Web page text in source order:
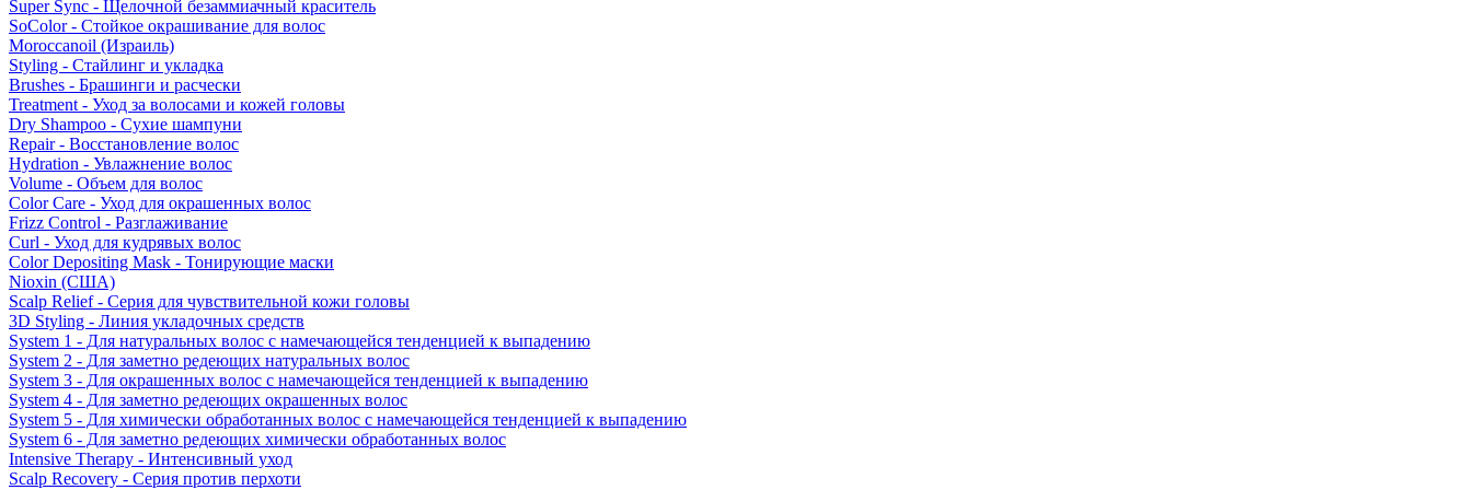
Super Sync - Щелочной безаммиачный краситель
SoColor - Стойкое окрашивание для волос
Moroccanoil (Израиль)
Styling - Стайлинг и укладка
Brushes - Брашинги и расчески
Treatment - Уход за волосами и кожей головы
Dry Shampoo - Сухие шампуни
Repair - Восстановление волос
Hydration - Увлажнение волос
Volume - Объем для волос
Color Care - Уход для окрашенных волос
Frizz Control - Разглаживание
Curl - Уход для кудрявых волос
Color Depositing Mask - Тонирующие маски
Nioxin (США)
Scalp Relief - Серия для чувствительной кожи головы
3D Styling - Линия укладочных средств
System 1 - Для натуральных волос с намечающейся тенденцией к выпадению
System 2 - Для заметно редеющих натуральных волос
System 3 - Для окрашенных волос с намечающейся тенденцией к выпадению
System 4 - Для заметно редеющих окрашенных волос
System 5 - Для химически обработанных волос с намечающейся тенденцией к выпадению
System 6 - Для заметно редеющих химически обработанных волос
Intensive Therapy - Интенсивный уход
Scalp Recovery - Серия против перхоти